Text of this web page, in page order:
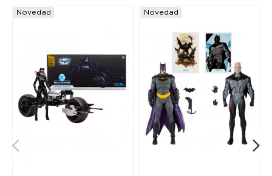
Novedad Novedad